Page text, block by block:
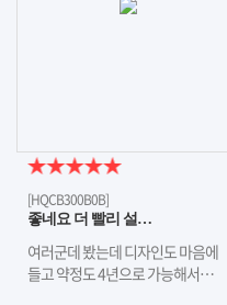
[HQCB300B0B]
좋네요 더 빨리 설…
여러군데 봤는데 디자인도 마음에
들고 약정도 4년으로 가능해서…